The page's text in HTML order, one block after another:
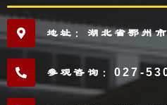
地址：湖北省鄂州
参观咨询：027-